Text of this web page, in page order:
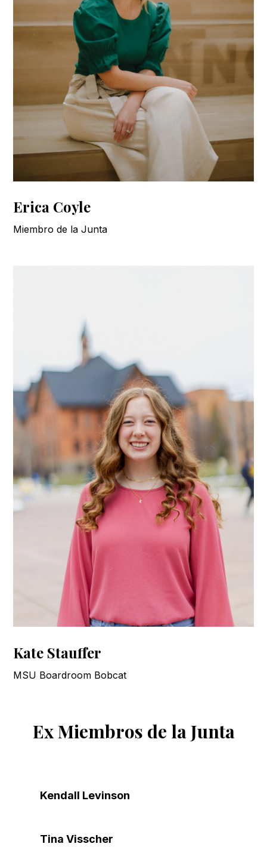
Erica Coyle
Miembro de la Junta
Kate Stauffer
MSU Boardroom Bobcat
Ex Miembros de la Junta
Kendall Levinson
Tina Visscher